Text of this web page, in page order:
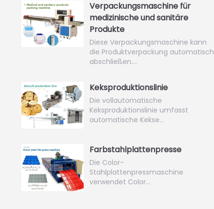
Verpackungsmaschine für
medizinische und sanitäre
Produkte
Diese Verpackungsmaschine kann
die Produktverpackung automatisch
abschließen.…
Keksproduktionslinie
Die vollautomatische
Keksproduktionslinie umfasst
automatische Kekse…
Farbstahlplattenpresse
Die Color-
Stahlplattenpressmaschine
verwendet Color…